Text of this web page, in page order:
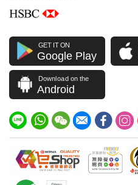
GET IT ON
Google Play
Download on the
Android